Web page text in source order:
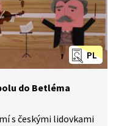
PL
do Betléma
s českými lidovkami